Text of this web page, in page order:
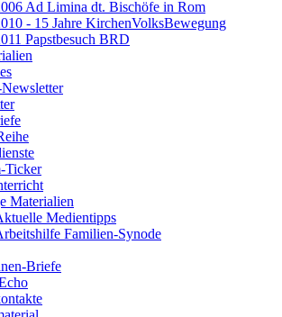
Ad Limina dt. Bischöfe in Rom
- 15 Jahre KirchenVolksBewegung
Papstbesuch BRD
Ticker
Materialien
Medientipps
Familien-Synode
Briefe